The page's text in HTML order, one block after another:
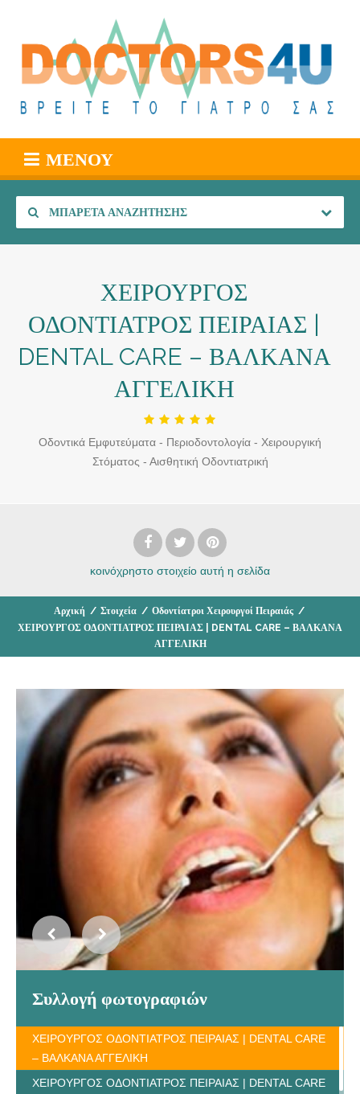
ΜΕΝΟΎ
ΜΠΑΡΈΤΑ ΑΝΑΖΉΤΗΣΗΣ
ΧΕΙΡΟΥΡΓΟΣ
ΟΔΟΝΤΙΑΤΡΟΣ ΠΕΙΡΑΙΑΣ |
DENTAL CARE – ΒΑΛΚΑΝΑ
ΑΓΓΕΛΙΚΗ
Οδοντικά Εμφυτεύματα - Περιοδοντολογία - Χειρουργική
Στόματος - Αισθητική Οδοντιατρική
κοινόχρηστο στοιχείο αυτή η σελίδα
Αρχική / Στοιχεία / Οδοντίατροι Χειρουργοί Πειραιάς /
ΧΕΙΡΟΥΡΓΟΣ ΟΔΟΝΤΙΑΤΡΟΣ ΠΕΙΡΑΙΑΣ | DENTAL CARE – ΒΑΛΚΑΝΑ
ΑΓΓΕΛΙΚΗ
Συλλογή φωτογραφιών
ΧΕΙΡΟΥΡΓΟΣ ΟΔΟΝΤΙΑΤΡΟΣ ΠΕΙΡΑΙΑΣ | DENTAL CARE
– ΒΑΛΚΑΝΑ ΑΓΓΕΛΙΚΗ
ΧΕΙΡΟΥΡΓΟΣ ΟΔΟΝΤΙΑΤΡΟΣ ΠΕΙΡΑΙΑΣ | DENTAL CARE